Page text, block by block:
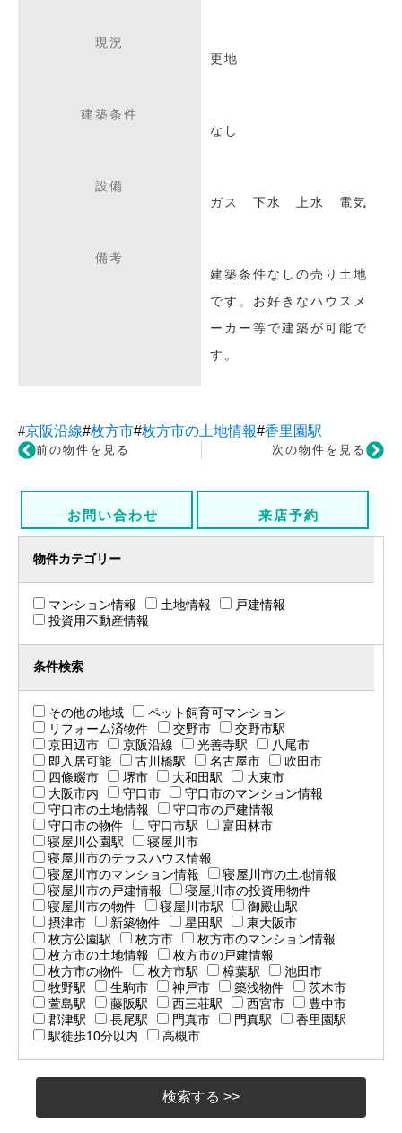
現況
更地
建築条件
なし
設備
ガス 下水 上水 電気
備考
建築条件なしの売り土地
です。お好きなハウスメ
ーカー等で建築が可能で
す。
#京阪沿線#枚方市#枚方市の土地情報#香里園駅
前の物件を見る 次の物件を見る
お問い合わせ 来店予約
物件カテゴリー
マンション情報 土地情報
戸建情報
投資用不動産情報
条件検索
その他の地域
ペット飼育可マンション
リフォーム済物件
交野市
交野市駅
京田辺市
京阪沿線 光善寺駅
八尾市
即入居可能
古川橋駅 名古屋市
吹田市
四條畷市
堺市 大和田駅
大東市
大阪市内
守口市
守口市のマンション情報
守口市の土地情報
守口市の戸建情報
守口市の物件
守口市駅
富田林市
寝屋川公園駅
寝屋川市
寝屋川市のテラスハウス情報
寝屋川市のマンション情報
寝屋川市の土地情報
寝屋川市の戸建情報
寝屋川市の投資用物件
寝屋川市の物件
寝屋川市駅
御殿山駅
摂津市
新築物件 星田駅
東大阪市
枚方公園駅
枚方市
枚方市のマンション情報
枚方市の土地情報
枚方市の戸建情報
枚方市の物件
枚方市駅 樟葉駅
池田市
牧野駅
生駒市 神戸市 築浅物件
茨木市
萱島駅
藤阪駅 西三荘駅 西宮市
豊中市
郡津駅
長尾駅 門真市 門真駅
香里園駅
駅徒歩10分以内
高槻市